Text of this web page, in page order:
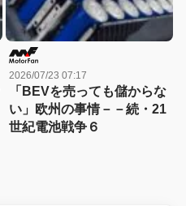
2026/07/23 07:17
「BEVを売っても儲からな
い」欧州の事情－－続・21
世紀電池戦争６